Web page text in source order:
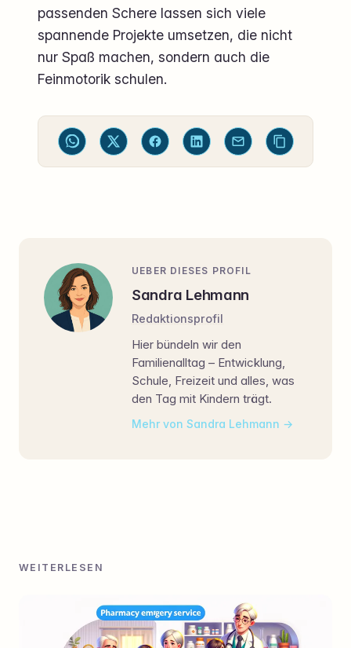
passenden Schere lassen sich viele
spannende Projekte umsetzen, die nicht
nur Spaß machen, sondern auch die
Feinmotorik schulen.
UEBER DIESES PROFIL
Sandra Lehmann
Redaktionsprofil
Hier bündeln wir den
Familienalltag – Entwicklung,
Schule, Freizeit und alles, was
den Tag mit Kindern trägt.
Mehr von Sandra Lehmann
WEITERLESEN